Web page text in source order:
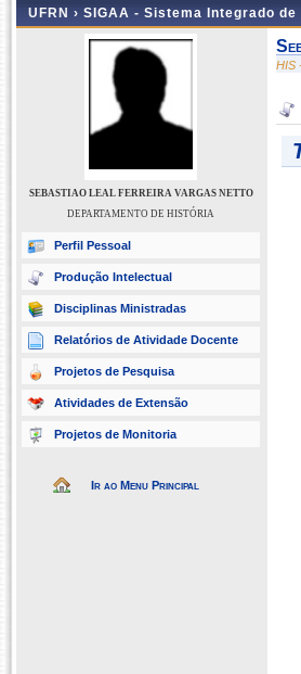
UFRN › SIGAA - Sistema Integrado
SEBASTIAO LEAL FERREIRA VARGAS NETTO
DEPARTAMENTO DE HISTÓRIA
Perfil Pessoal
Produção Intelectual
Disciplinas Ministradas
Relatórios de Atividade Docente
Projetos de Pesquisa
Atividades de Extensão
Projetos de Monitoria
Ir ao Menu Principal
HIS